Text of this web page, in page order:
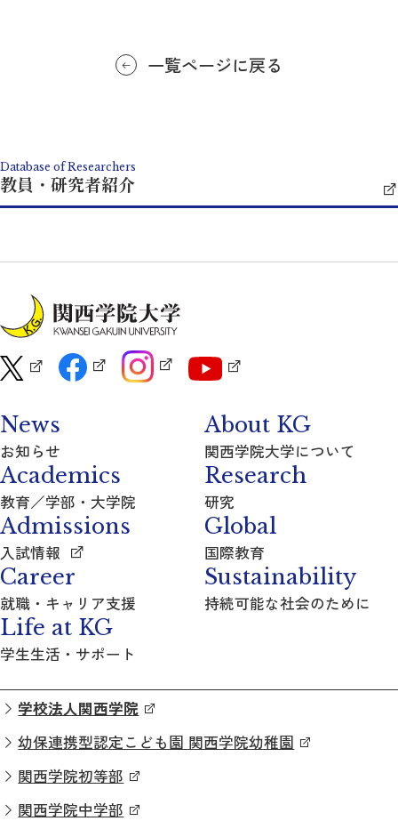
一覧ページに戻る
Database of Researchers
教員・研究者紹介
News
お知らせ
About KG
関西学院大学について
Academics
教育／学部・大学院
Research
研究
Admissions
入試情報
Global
国際教育
Career
就職・キャリア支援
Sustainability
持続可能な社会のために
Life at KG
学生生活・サポート
学校法人関西学院
幼保連携型認定こども園 関西学院幼稚園
関西学院初等部
関西学院中学部